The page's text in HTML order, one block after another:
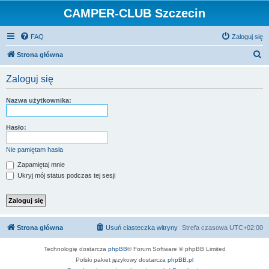
CAMPER-CLUB Szczecin
FAQ Zaloguj się
Strona główna
Zaloguj się
Nazwa użytkownika:
Hasło:
Nie pamiętam hasła
Zapamiętaj mnie
Ukryj mój status podczas tej sesji
Strona główna Strefa czasowa UTC+02:00
Usuń ciasteczka witryny
Technologię dostarcza phpBB® Forum Software © phpBB Limited
Polski pakiet językowy dostarcza phpBB.pl